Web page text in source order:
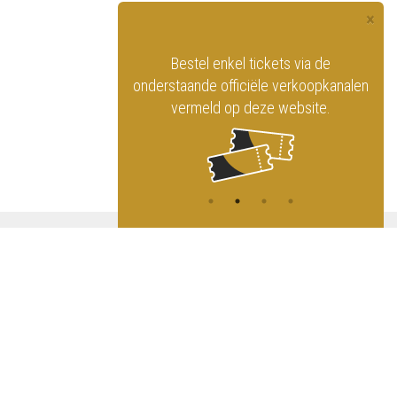
×
Bestel enkel tickets via de
onderstaande officiële verkoopkanalen
vermeld op deze website.